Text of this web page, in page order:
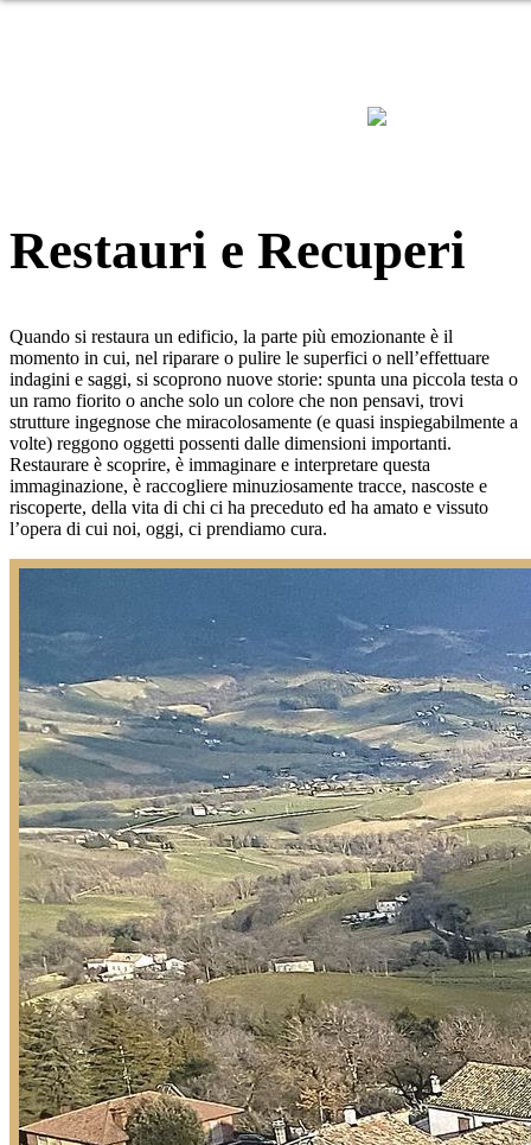
Restauri e Recuperi
Quando si restaura un edificio, la parte più emozionante è il
momento in cui, nel riparare o pulire le superfici o nell’effettuare
indagini e saggi, si scoprono nuove storie: spunta una piccola testa o
un ramo fiorito o anche solo un colore che non pensavi, trovi
strutture ingegnose che miracolosamente (e quasi inspiegabilmente a
volte) reggono oggetti possenti dalle dimensioni importanti.
Restaurare è scoprire, è immaginare e interpretare questa
immaginazione, è raccogliere minuziosamente tracce, nascoste e
riscoperte, della vita di chi ci ha preceduto ed ha amato e vissuto
l’opera di cui noi, oggi, ci prendiamo cura.